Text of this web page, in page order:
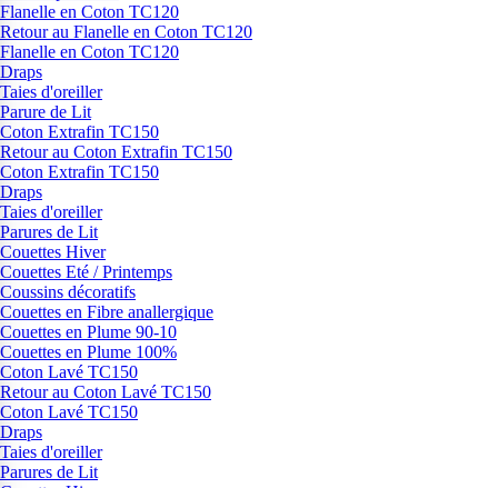
Flanelle en Coton TC120
Retour au Flanelle en Coton TC120
Flanelle en Coton TC120
Draps
Taies d'oreiller
Parure de Lit
Coton Extrafin TC150
Retour au Coton Extrafin TC150
Coton Extrafin TC150
Draps
Taies d'oreiller
Parures de Lit
Couettes Hiver
Couettes Eté / Printemps
Coussins décoratifs
Couettes en Fibre anallergique
Couettes en Plume 90-10
Couettes en Plume 100%
Coton Lavé TC150
Retour au Coton Lavé TC150
Coton Lavé TC150
Draps
Taies d'oreiller
Parures de Lit